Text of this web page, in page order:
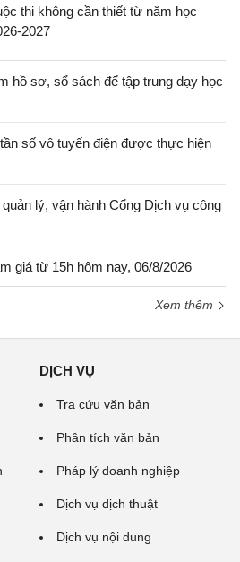
thi không cần thiết từ năm học
2027
hồ sơ, sổ sách để tập trung dạy học
số vô tuyến điện được thực hiện
lý, vận hành Cổng Dịch vụ công
giá từ 15h hôm nay, 06/8/2026
Xem thêm
DỊCH VỤ
Tra cứu văn bản
Phân tích văn bản
Pháp lý doanh nghiệp
Dịch vụ dịch thuật
Dịch vụ nội dung